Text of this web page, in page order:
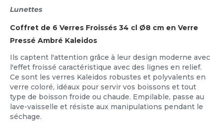
Lunettes
Coffret de 6 Verres Froissés 34 cl Ø8 cm en Verre
Pressé Ambré Kaleidos
Ils captent l'attention grâce à leur design moderne avec
l'effet froissé caractéristique avec des lignes en relief.
Ce sont les verres Kaleidos robustes et polyvalents en
verre coloré, idéaux pour servir vos boissons et tout
type de boisson froide ou chaude. Empilable, passe au
lave-vaisselle et résiste aux manipulations pendant le
séchage.